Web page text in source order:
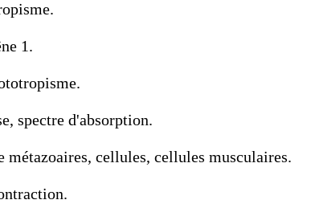
1.
spectre d'absorption.
cellules, cellules musculaires.